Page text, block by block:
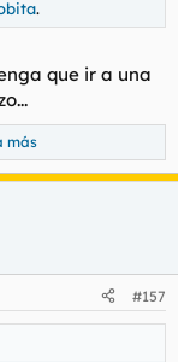
.
que ir a una
más
#157